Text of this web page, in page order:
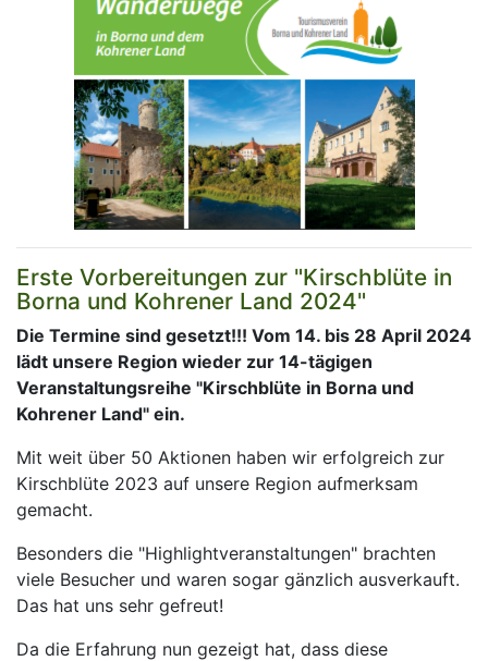
Erste Vorbereitungen zur "Kirschblüte in
Borna und Kohrener Land 2024"
Die Termine sind gesetzt!!! Vom 14. bis 28 April 2024
lädt unsere Region wieder zur 14-tägigen
Veranstaltungsreihe "Kirschblüte in Borna und
Kohrener Land" ein.
Mit weit über 50 Aktionen haben wir erfolgreich zur
Kirschblüte 2023 auf unsere Region aufmerksam
gemacht.
Besonders die "Highlightveranstaltungen" brachten
viele Besucher und waren sogar gänzlich ausverkauft.
Das hat uns sehr gefreut!
Da die Erfahrung nun gezeigt hat, dass diese